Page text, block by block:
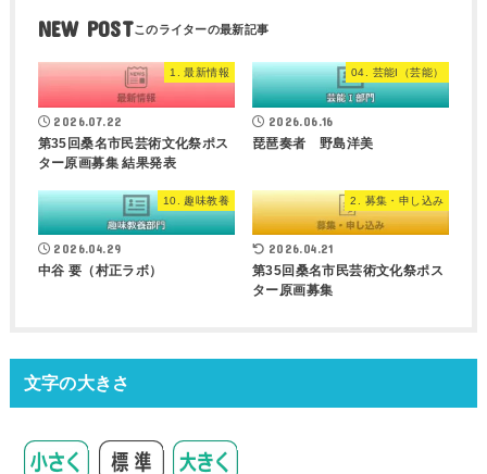
NEW POST
1. 最新情報
2026.07.22
第35回桑名市民芸術文化祭ポス
ター原画募集 結果発表
04. 芸能I（芸能）
2026.06.16
琵琶奏者 野島洋美
10. 趣味教養
2026.04.29
中谷 要（村正ラボ）
2. 募集・申し込み
2026.04.21
第35回桑名市民芸術文化祭ポス
ター原画募集
文字の大きさ